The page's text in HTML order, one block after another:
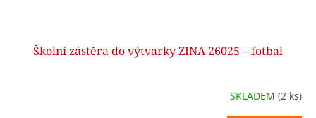
Školní zástěra do výtvarky ZINA 26025 – fotbal
SKLADEM (2 ks)